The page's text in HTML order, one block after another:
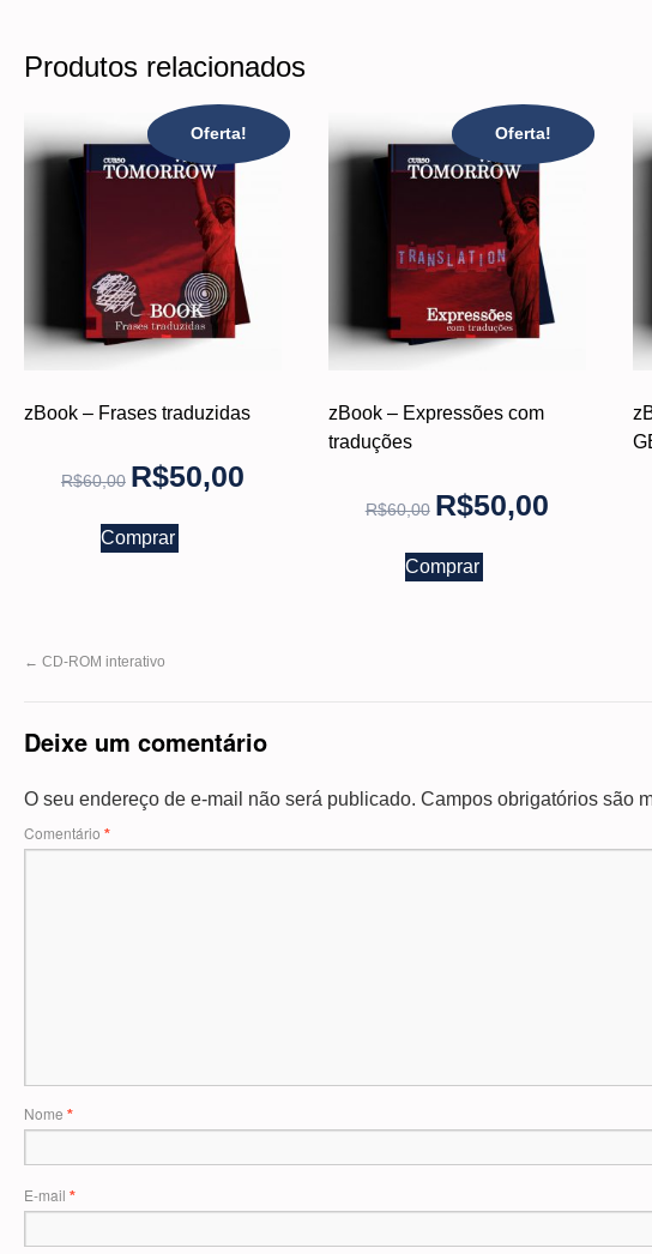
Produtos relacionados
Oferta!
zBook – Frases traduzidas
R$60,00 R$50,00
Comprar
Oferta!
zBook – Expressões com
traduções
R$60,00 R$50,00
Comprar
← CD-ROM interativo
Deixe um comentário
O seu endereço de e-mail não será publicado. Campos obrigatórios são
Comentário *
Nome *
E-mail *